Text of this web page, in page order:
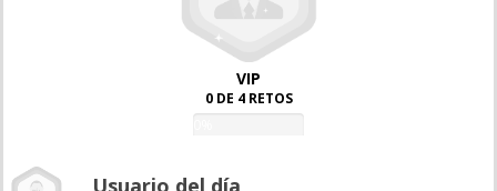
VIP
0 DE 4 RETOS
Usuario del día